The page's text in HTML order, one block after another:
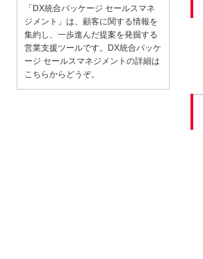
「DX統合パッケージ セールスマネ
ジメント」は、顧客に関する情報を
集約し、一歩進んだ提案を発掘する
営業支援ツールです。DX統合パッケ
ージ セールスマネジメントの詳細は
こちらからどうぞ。